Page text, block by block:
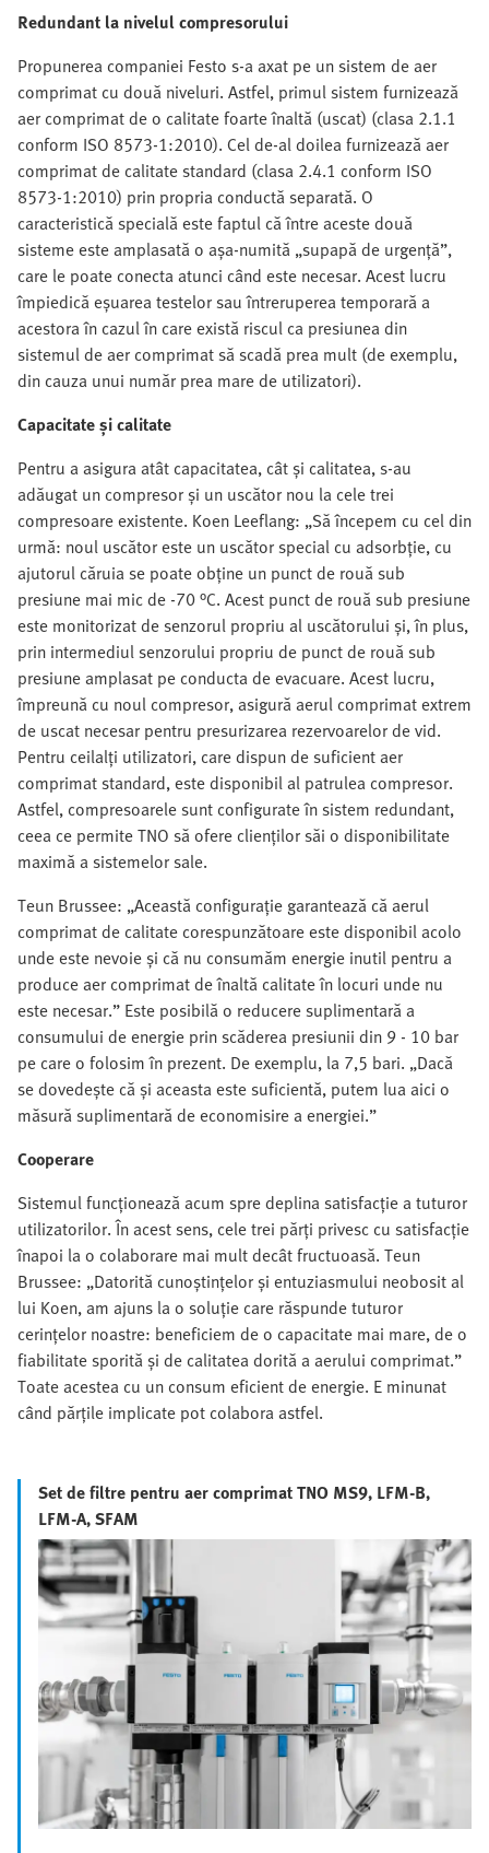
Redundant la nivelul compresorului
Propunerea companiei Festo s-a axat pe un sistem de aer
comprimat cu două niveluri. Astfel, primul sistem furnizează
aer comprimat de o calitate foarte înaltă (uscat) (clasa 2.1.1
conform ISO 8573-1:2010). Cel de-al doilea furnizează aer
comprimat de calitate standard (clasa 2.4.1 conform ISO
8573-1:2010) prin propria conductă separată. O
caracteristică specială este faptul că între aceste două
sisteme este amplasată o așa-numită „supapă de urgență”,
care le poate conecta atunci când este necesar. Acest lucru
împiedică eșuarea testelor sau întreruperea temporară a
acestora în cazul în care există riscul ca presiunea din
sistemul de aer comprimat să scadă prea mult (de exemplu,
din cauza unui număr prea mare de utilizatori).
Capacitate și calitate
Pentru a asigura atât capacitatea, cât și calitatea, s-au
adăugat un compresor și un uscător nou la cele trei
compresoare existente. Koen Leeflang: „Să începem cu cel din
urmă: noul uscător este un uscător special cu adsorbție, cu
ajutorul căruia se poate obține un punct de rouă sub
presiune mai mic de -70 °C. Acest punct de rouă sub presiune
este monitorizat de senzorul propriu al uscătorului și, în plus,
prin intermediul senzorului propriu de punct de rouă sub
presiune amplasat pe conducta de evacuare. Acest lucru,
împreună cu noul compresor, asigură aerul comprimat extrem
de uscat necesar pentru presurizarea rezervoarelor de vid.
Pentru ceilalți utilizatori, care dispun de suficient aer
comprimat standard, este disponibil al patrulea compresor.
Astfel, compresoarele sunt configurate în sistem redundant,
ceea ce permite TNO să ofere clienților săi o disponibilitate
maximă a sistemelor sale.
Teun Brussee: „Această configurație garantează că aerul
comprimat de calitate corespunzătoare este disponibil acolo
unde este nevoie și că nu consumăm energie inutil pentru a
produce aer comprimat de înaltă calitate în locuri unde nu
este necesar.” Este posibilă o reducere suplimentară a
consumului de energie prin scăderea presiunii din 9 - 10 bar
pe care o folosim în prezent. De exemplu, la 7,5 bari. „Dacă
se dovedește că și aceasta este suficientă, putem lua aici o
măsură suplimentară de economisire a energiei.”
Cooperare
Sistemul funcționează acum spre deplina satisfacție a tuturor
utilizatorilor. În acest sens, cele trei părți privesc cu satisfacție
înapoi la o colaborare mai mult decât fructuoasă. Teun
Brussee: „Datorită cunoștințelor și entuziasmului neobosit al
lui Koen, am ajuns la o soluție care răspunde tuturor
cerințelor noastre: beneficiem de o capacitate mai mare, de o
fiabilitate sporită și de calitatea dorită a aerului comprimat.”
Toate acestea cu un consum eficient de energie. E minunat
când părțile implicate pot colabora astfel.
Set de filtre pentru aer comprimat TNO MS9, LFM-B,
LFM-A, SFAM